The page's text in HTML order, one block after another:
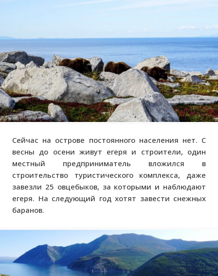
Сейчас на острове постоянного населения нет. С
весны до осени живут егеря и строители, один
местный предприниматель вложился в
строительство туристического комплекса, даже
завезли 25 овцебыков, за которыми и наблюдают
егеря. На следующий год хотят завести снежных
баранов.